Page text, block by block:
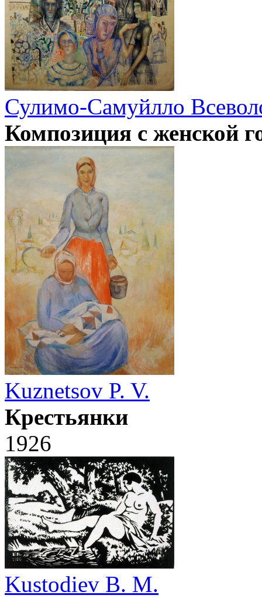
Сулимо-Самуйлло
Композиция с женской
Kuznetsov P. V.
Крестьянки
1926
Kustodiev B. M.